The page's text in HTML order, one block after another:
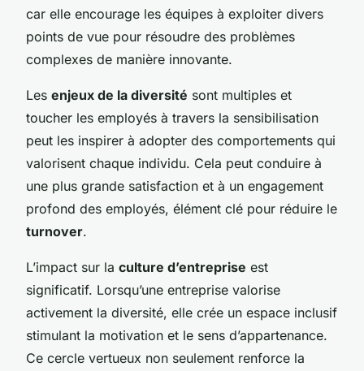
car elle encourage les équipes à exploiter divers
points de vue pour résoudre des problèmes
complexes de manière innovante.
Les enjeux de la diversité sont multiples et
toucher les employés à travers la sensibilisation
peut les inspirer à adopter des comportements qui
valorisent chaque individu. Cela peut conduire à
une plus grande satisfaction et à un engagement
profond des employés, élément clé pour réduire le
turnover.
L’impact sur la culture d’entreprise est
significatif. Lorsqu’une entreprise valorise
activement la diversité, elle crée un espace inclusif
stimulant la motivation et le sens d’appartenance.
Ce cercle vertueux non seulement renforce la